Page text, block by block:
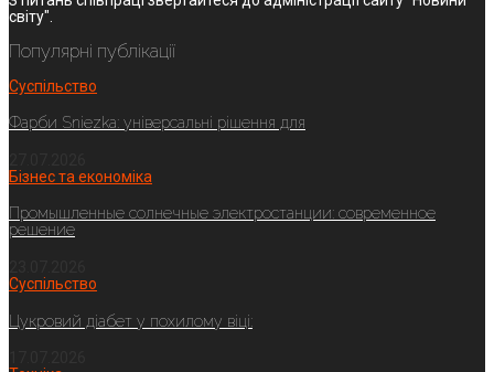
світу".
Популярні публікації
Суспільство
Фарби Sniezka: універсальні рішення для
Бізнес та економіка
Промышленные солнечные электростанции: современное
решение
Суспільство
Цукровий діабет у похилому віці: